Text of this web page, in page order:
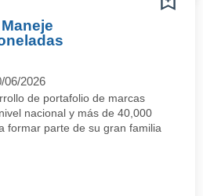
06/2026
de portafolio de marcas
nacional y más de 40,000
formar parte de su gran familia